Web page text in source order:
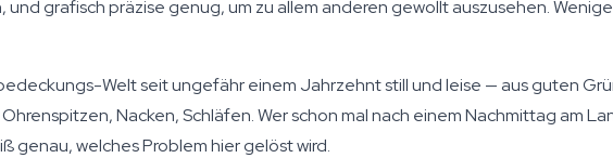
grafisch präzise genug, um zu allem anderen gewollt auszusehen.
Welt seit ungefähr einem Jahrzehnt still und leise — aus guten
Nacken, Schläfen. Wer schon mal nach einem Nachmittag am
genau, welches Problem hier gelöst wird.